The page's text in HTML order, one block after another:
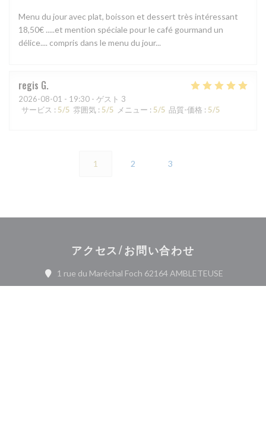
Menu du jour avec plat, boisson et dessert très intéressant
18,50€ .....et mention spéciale pour le café gourmand un
délice.... compris dans le menu du jour...
regis G
2026-08-01 - 19:30 - ゲスト 3
サービス : 5/5 雰囲気 : 5/5 メニュー : 5/5 品質-価格 : 5/5
1 2 3
アクセス/お問い合わせ
1 rue du Maréchal Foch 62164 AMBLETEUSE((新しいウ